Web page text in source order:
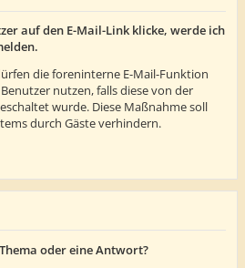
auf den E-Mail-Link klicke, werde ich
die foreninterne E-Mail-Funktion
nutzen, falls diese von der
wurde. Diese Maßnahme soll
durch Gäste verhindern.
oder eine Antwort?